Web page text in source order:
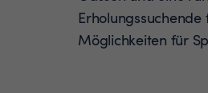
Möglichkeiten für